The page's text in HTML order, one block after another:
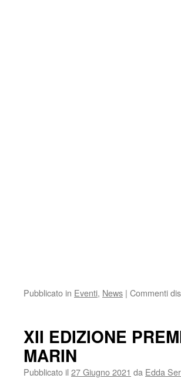
Pubblicato in Eventi, News | Commenti
XII EDIZIONE
MARIN
Pubblicato il 27 Giugno 2021 da Edda